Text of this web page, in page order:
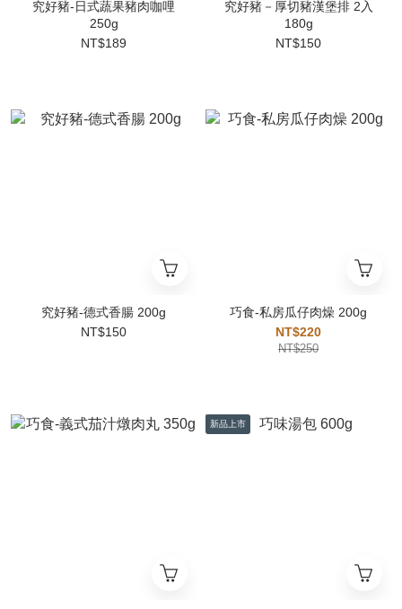
究好豬-日式蔬果豬肉咖哩
250g
NT$189
究好豬－厚切豬漢堡排 2入
180g
NT$150
究好豬-德式香腸 200g
NT$150
巧食-私房瓜仔肉燥 200g
NT$220
NT$250
新品上市